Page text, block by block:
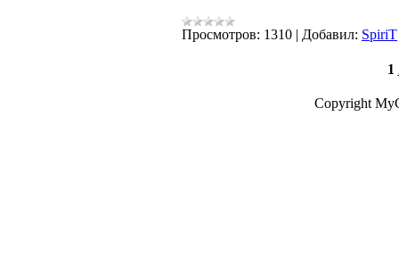
Просмотров: 1310 | Добавил: SpiriT
1
Copyright